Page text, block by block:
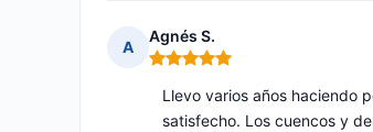
A
Agnés S.
Nota: 5 de 5
Llevo varios años haciendo
satisfecho. Los cuencos y